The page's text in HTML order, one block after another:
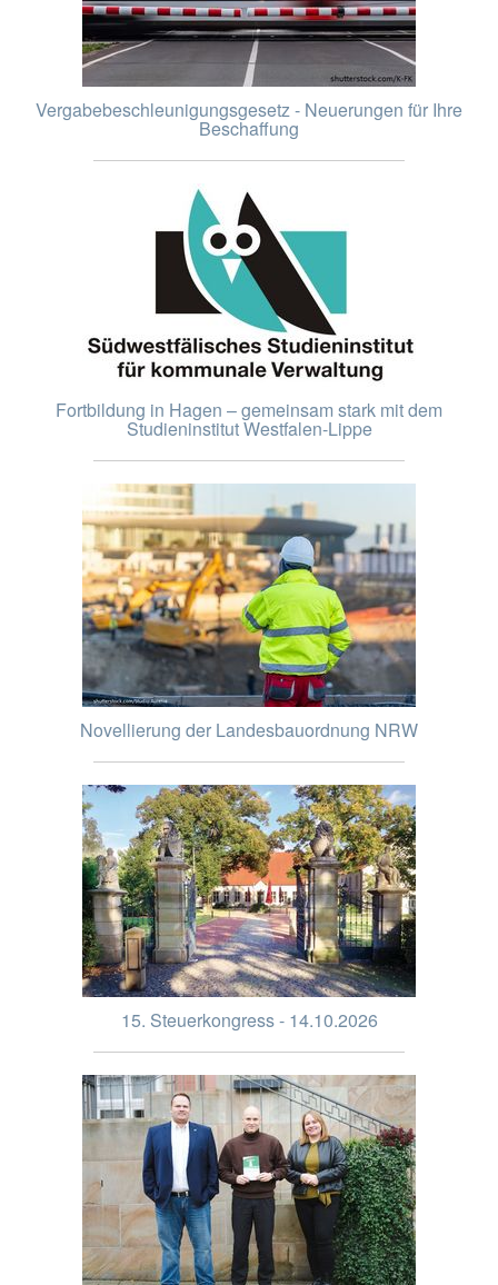
Vergabebeschleunigungsgesetz - Neuerungen für Ihre
Beschaffung
Fortbildung in Hagen – gemeinsam stark mit dem
Studieninstitut Westfalen-Lippe
Novellierung der Landesbauordnung NRW
15. Steuerkongress - 14.10.2026